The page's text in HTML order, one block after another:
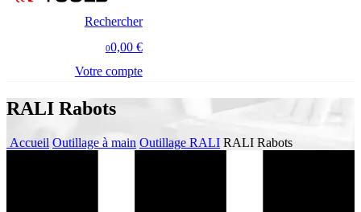
Rechercher
00,00 €
Votre compte
RALI Rabots
Accueil Outillage à main Outillage RALI RALI Rabots